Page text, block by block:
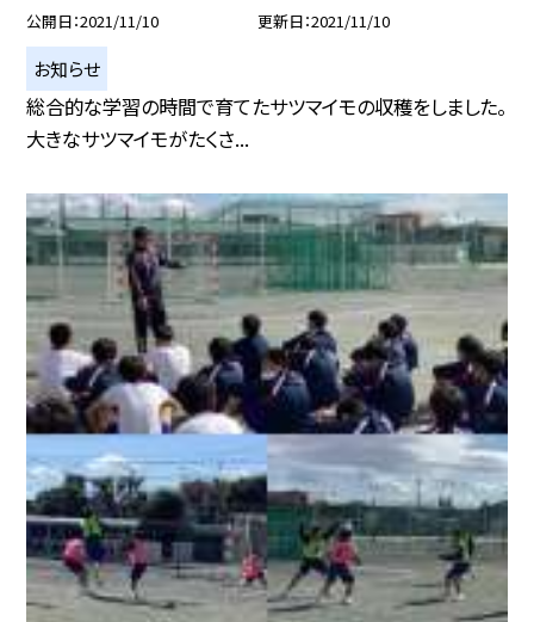
公開日 2021/11/10 更新日 2021/11/10
お知らせ
総合的な学習の時間で育てたサツマイモの収穫をしました。
大きなサツマイモがたくさ...